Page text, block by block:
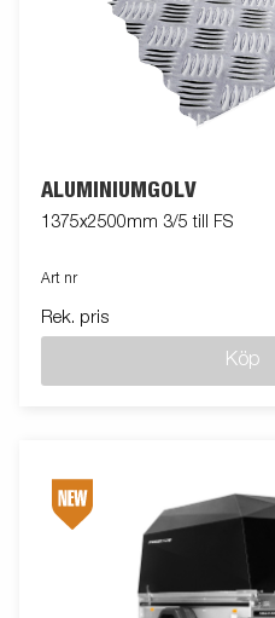
ALUMINIUMGOLV
1375x2500mm 3/5 till FS
Art nr
Rek. pris
Köp